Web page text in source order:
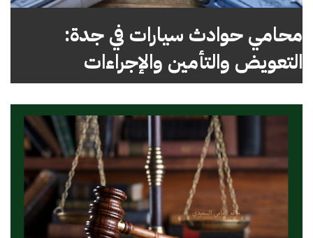
محامي حوادث سيارات في جدة:
التعويض والتأمين والإجراءات